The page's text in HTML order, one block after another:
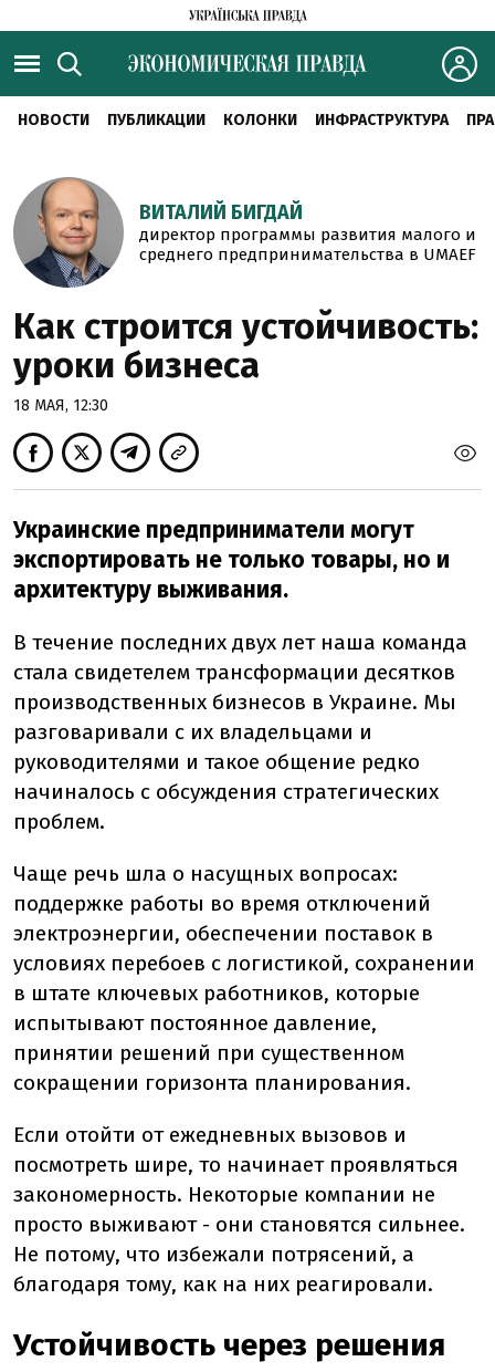
НОВОСТИ ПУБЛИКАЦИИ КОЛОНКИ ИНФРАСТРУКТУРА
ВИТАЛИЙ БИГДАЙ
директор программы развития малого и
среднего предпринимательства в UMAEF
Как строится устойчивость:
уроки бизнеса
18 МАЯ, 12:30
Украинские предприниматели могут
экспортировать не только товары, но и
архитектуру выживания.
В течение последних двух лет наша команда
стала свидетелем трансформации десятков
производственных бизнесов в Украине. Мы
разговаривали с их владельцами и
руководителями и такое общение редко
начиналось с обсуждения стратегических
проблем.
Чаще речь шла о насущных вопросах:
поддержке работы во время отключений
электроэнергии, обеспечении поставок в
условиях перебоев с логистикой, сохранении
в штате ключевых работников, которые
испытывают постоянное давление,
принятии решений при существенном
сокращении горизонта планирования.
Если отойти от ежедневных вызовов и
посмотреть шире, то начинает проявляться
закономерность. Некоторые компании не
просто выживают - они становятся сильнее.
Не потому, что избежали потрясений, а
благодаря тому, как на них реагировали.
Устойчивость через решения